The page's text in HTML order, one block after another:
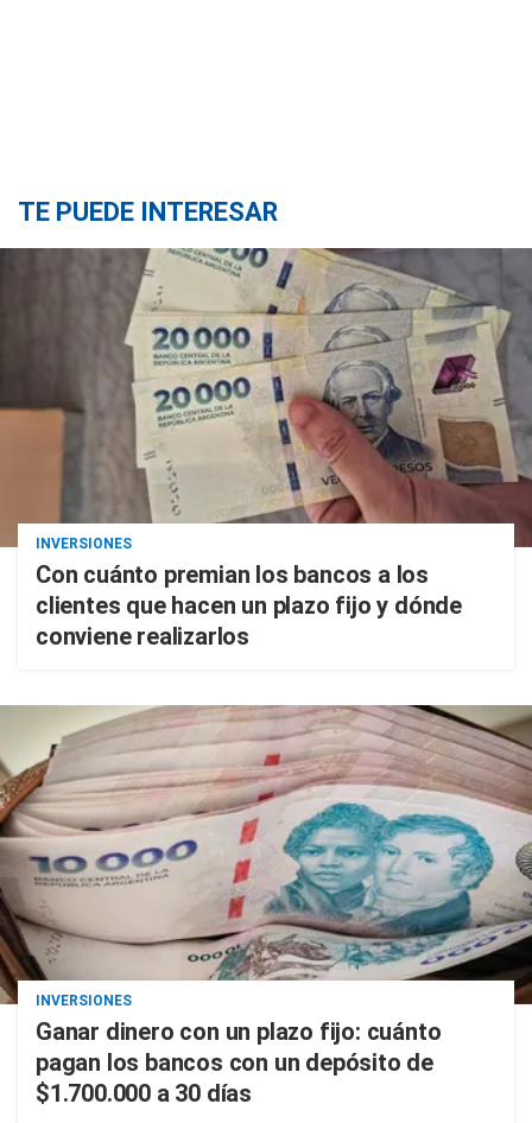
TE PUEDE INTERESAR
INVERSIONES
Con cuánto premian los bancos a los
clientes que hacen un plazo fijo y dónde
conviene realizarlos
INVERSIONES
Ganar dinero con un plazo fijo: cuánto
pagan los bancos con un depósito de
$1.700.000 a 30 días